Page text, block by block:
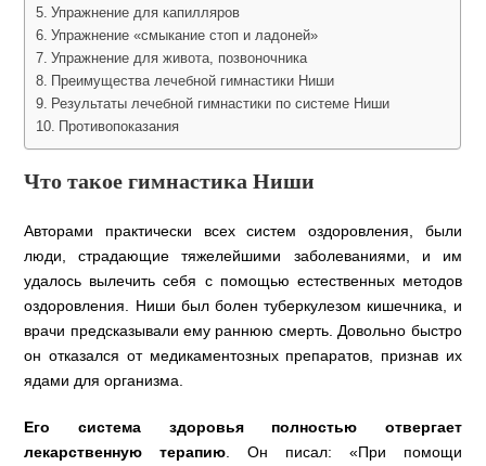
Упражнение для капилляров
Упражнение «смыкание стоп и ладоней»
Упражнение для живота, позвоночника
Преимущества лечебной гимнастики Ниши
Результаты лечебной гимнастики по системе Ниши
Противопоказания
Что такое гимнастика Ниши
Авторами практически всех систем оздоровления, были
люди, страдающие тяжелейшими заболеваниями, и им
удалось вылечить себя с помощью естественных методов
оздоровления. Ниши был болен туберкулезом кишечника, и
врачи предсказывали ему раннюю смерть. Довольно быстро
он отказался от медикаментозных препаратов, признав их
ядами для организма.
Его система здоровья полностью отвергает
лекарственную терапию . Он писал: «При помощи